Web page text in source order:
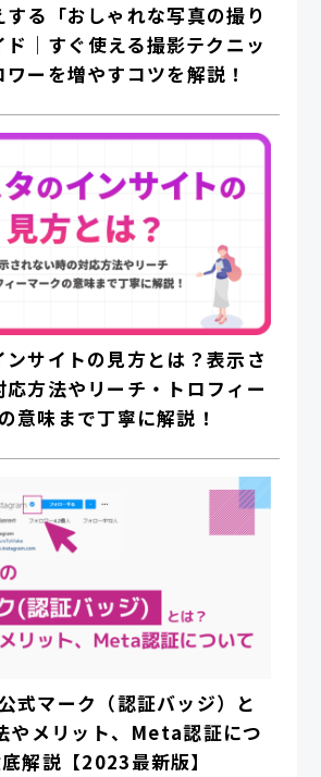
る「おしゃれな写真の撮り
ド｜すぐ使える撮影テクニッ
ーを増やすコツを解説！
サイトの見方とは？表示さ
方法やリーチ・トロフィー
意味まで丁寧に解説！
式マーク（認証バッジ）と
やメリット、Meta認証につ
解説【2023最新版】